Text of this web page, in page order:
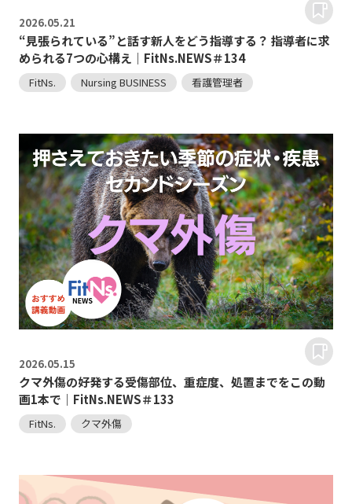
2026.05.21
“見張られている”と話す新人をどう指導する？ 指導者に求
められる7つの心構え｜FitNs.NEWS＃134
FitNs. Nursing BUSINESS 看護管理者
2026.05.15
クマ外傷の好発する受傷部位、重症度、処置までをこの動
画1本で｜FitNs.NEWS＃133
FitNs. クマ外傷